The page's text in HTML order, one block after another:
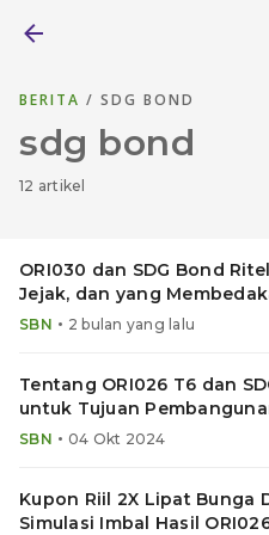
BERITA / SDG BOND
sdg bond
12 artikel
ORI030 dan SDG Bond
Jejak, dan yang
Biasa
SBN • 2 bulan yang lalu
Tentang ORI026 T6 dan
untuk Tujuan
(SDG)
SBN • 04 Okt 2024
Kupon Riil 2X Lipat Bunga
Simulasi Imbal Hasil